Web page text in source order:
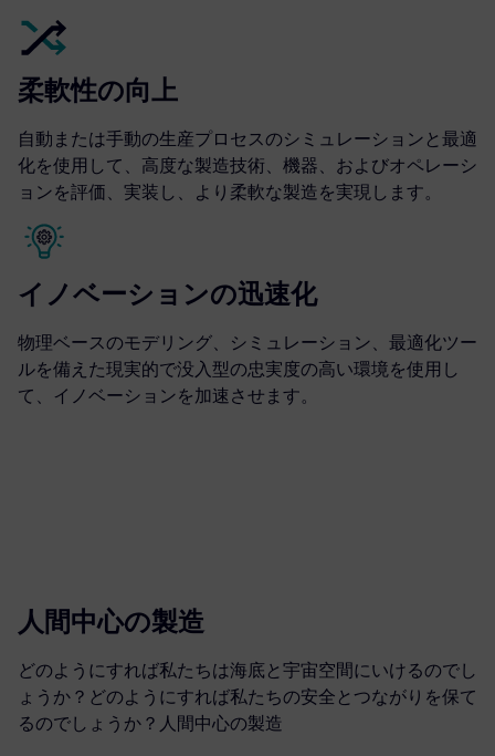
柔軟性の向上
自動または手動の生産プロセスのシミュレーションと最適
化を使用して、高度な製造技術、機器、およびオペレーシ
ョンを評価、実装し、より柔軟な製造を実現します。
イノベーションの迅速化
物理ベースのモデリング、シミュレーション、最適化ツー
ルを備えた現実的で没入型の忠実度の高い環境を使用し
て、イノベーションを加速させます。
人間中心の製造
どのようにすれば私たちは海底と宇宙空間にいけるのでし
ょうか？どのようにすれば私たちの安全とつながりを保て
るのでしょうか？人間中心の製造